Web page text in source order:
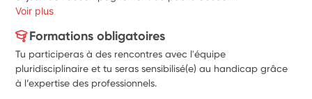
Voir plus
Formations obligatoires
Tu participeras à des rencontres avec l'équipe
pluridisciplinaire et tu seras sensibilisé(e) au handicap grâce
à l’expertise des professionnels.